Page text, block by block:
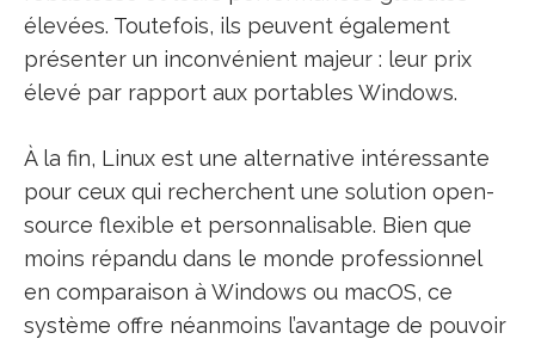
élevées. Toutefois, ils peuvent également
présenter un inconvénient majeur : leur prix
élevé par rapport aux portables Windows.
À la fin, Linux est une alternative intéressante
pour ceux qui recherchent une solution open-
source flexible et personnalisable. Bien que
moins répandu dans le monde professionnel
en comparaison à Windows ou macOS, ce
système offre néanmoins l’avantage de pouvoir